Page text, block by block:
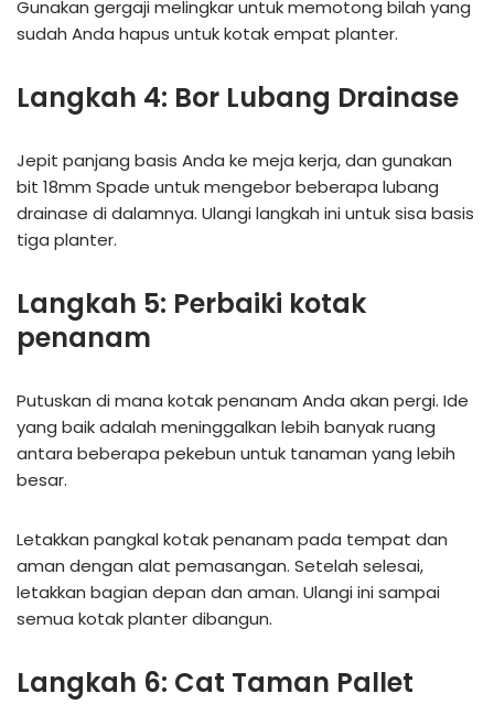
Gunakan gergaji melingkar untuk memotong bilah yang
sudah Anda hapus untuk kotak empat planter.
Langkah 4: Bor Lubang Drainase
Jepit panjang basis Anda ke meja kerja, dan gunakan
bit 18mm Spade untuk mengebor beberapa lubang
drainase di dalamnya. Ulangi langkah ini untuk sisa basis
tiga planter.
Langkah 5: Perbaiki kotak
penanam
Putuskan di mana kotak penanam Anda akan pergi. Ide
yang baik adalah meninggalkan lebih banyak ruang
antara beberapa pekebun untuk tanaman yang lebih
besar.
Letakkan pangkal kotak penanam pada tempat dan
aman dengan alat pemasangan. Setelah selesai,
letakkan bagian depan dan aman. Ulangi ini sampai
semua kotak planter dibangun.
Langkah 6: Cat Taman Pallet